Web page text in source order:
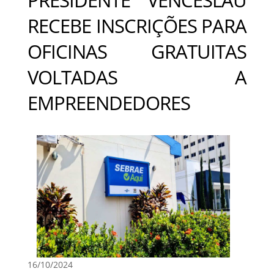
RECEBE INSCRIÇÕES PARA
OFICINAS GRATUITAS
VOLTADAS A
EMPREENDEDORES
16/10/2024